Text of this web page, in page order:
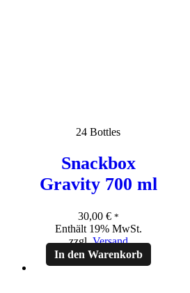
24 Bottles
Snackbox
Gravity 700 ml
30,00 € *
Enthält 19% MwSt.
zzgl.Versand
In den Warenkorb